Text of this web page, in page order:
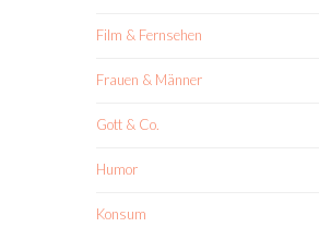
Film & Fernsehen
Frauen & Männer
Gott & Co.
Humor
Konsum